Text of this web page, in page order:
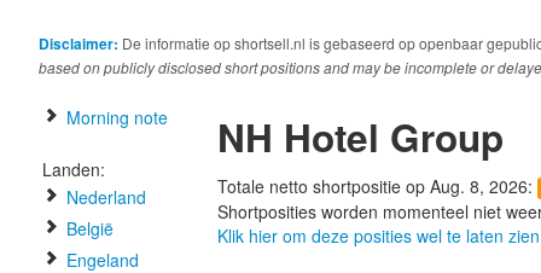
Disclaimer: De informatie op shortsell.nl is gebaseerd op openbaar
based on publicly disclosed short positions and may be incomplete or
Morning note
Landen:
Nederland
België
Engeland
NH Hotel Group
Totale netto shortpositie op Aug. 8, 2026:
Shortposities worden momenteel niet
Klik hier om deze posities wel te laten zien